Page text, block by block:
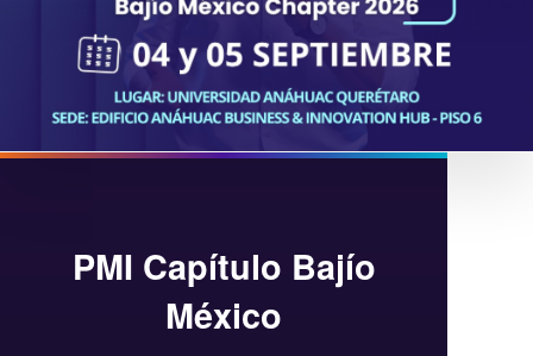
PMI Capítulo Bajío
México